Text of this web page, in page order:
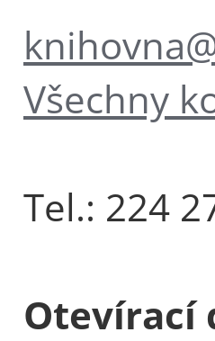
Všechny
Tel.: 224
Otevírací